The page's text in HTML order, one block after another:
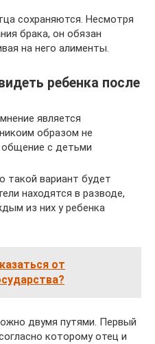
сохраняются. Несмотря
брака, он обязан
на него алименты.
ребенка после
является
образом не
общение с детьми
такой вариант будет
находятся в разводе,
из них у ребенка
от
двумя путями. Первый
которому отец и